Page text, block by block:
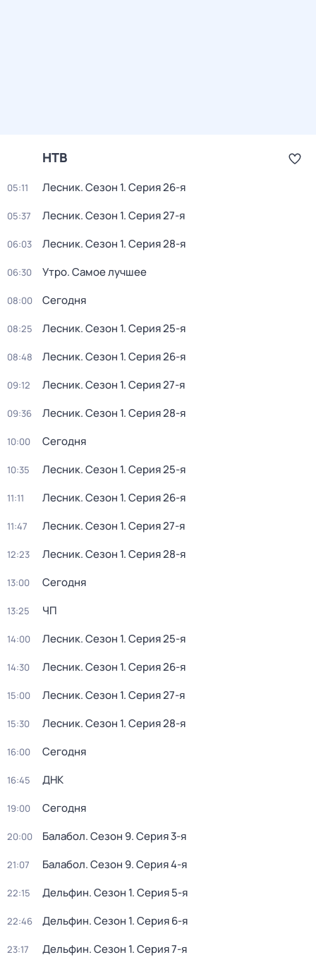
НТВ
05:11 Лесник. Сезон 1. Серия 26-я
05:37 Лесник. Сезон 1. Серия 27-я
06:03 Лесник. Сезон 1. Серия 28-я
06:30 Утро. Самое лучшее
08:00 Сегодня
08:25 Лесник. Сезон 1. Серия 25-я
08:48 Лесник. Сезон 1. Серия 26-я
09:12 Лесник. Сезон 1. Серия 27-я
09:36 Лесник. Сезон 1. Серия 28-я
10:00 Сегодня
10:35 Лесник. Сезон 1. Серия 25-я
11:11 Лесник. Сезон 1. Серия 26-я
11:47 Лесник. Сезон 1. Серия 27-я
12:23 Лесник. Сезон 1. Серия 28-я
13:00 Сегодня
13:25 ЧП
14:00 Лесник. Сезон 1. Серия 25-я
14:30 Лесник. Сезон 1. Серия 26-я
15:00 Лесник. Сезон 1. Серия 27-я
15:30 Лесник. Сезон 1. Серия 28-я
16:00 Сегодня
16:45 ДНК
19:00 Сегодня
20:00 Балабол. Сезон 9. Серия 3-я
21:07 Балабол. Сезон 9. Серия 4-я
22:15 Дельфин. Сезон 1. Серия 5-я
22:46 Дельфин. Сезон 1. Серия 6-я
23:17 Дельфин. Сезон 1. Серия 7-я